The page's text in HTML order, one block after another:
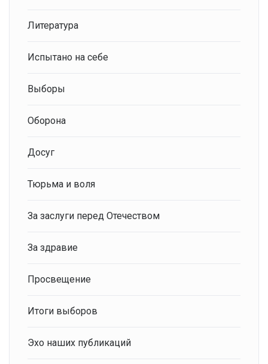
Литература
Испытано на себе
Выборы
Оборона
Досуг
Тюрьма и воля
За заслуги перед Отечеством
За здравие
Просвещение
Итоги выборов
Эхо наших публикаций